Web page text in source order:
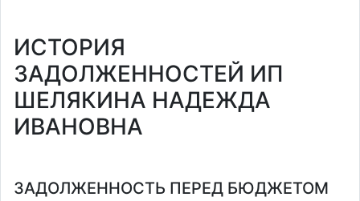
ИСТОРИЯ
ЗАДОЛЖЕННОСТЕЙ ИП
ШЕЛЯКИНА НАДЕЖДА
ИВАНОВНА
ЗАДОЛЖЕННОСТЬ ПЕРЕД БЮДЖЕТОМ